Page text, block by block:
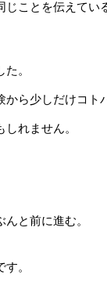
ことを伝えてい
。
ら少しだけコト
れません。
と前に進む。
。